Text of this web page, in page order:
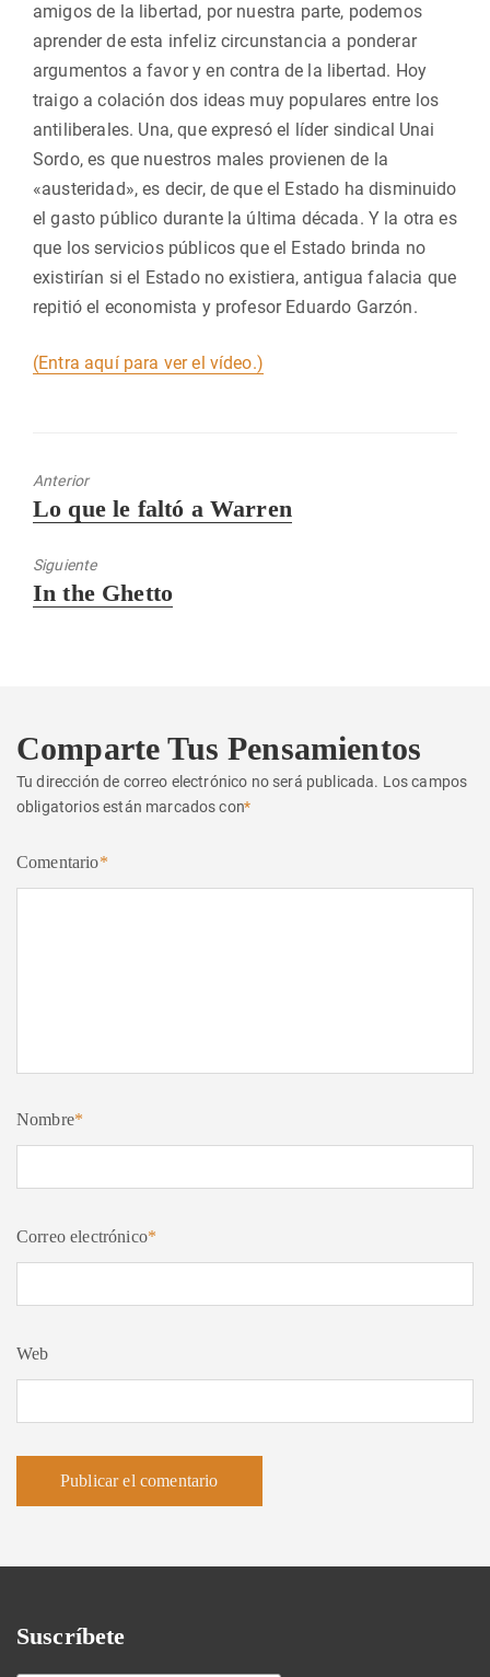
amigos de la libertad, por nuestra parte, podemos
aprender de esta infeliz circunstancia a ponderar
argumentos a favor y en contra de la libertad. Hoy
traigo a colación dos ideas muy populares entre los
antiliberales. Una, que expresó el líder sindical Unai
Sordo, es que nuestros males provienen de la
«austeridad», es decir, de que el Estado ha disminuido
el gasto público durante la última década. Y la otra es
que los servicios públicos que el Estado brinda no
existirían si el Estado no existiera, antigua falacia que
repitió el economista y profesor Eduardo Garzón.
(Entra aquí para ver el vídeo.)
Anterior
Entrada
Lo que le faltó a Warren
Siguiente
Entrada
In the Ghetto
Comparte Tus Pensamientos
Tu dirección de correo electrónico no será publicada. Los campos
obligatorios están marcados con*
Comentario*
Nombre*
Correo electrónico*
Web
Suscríbete